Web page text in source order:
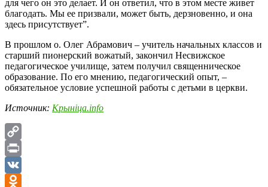
для чего он это делает. И он ответил, что в этом месте живет
благодать. Мы ее призвали, может быть, дерзновенно, и она
здесь присутствует”.
В прошлом о. Олег Абрамович – учитель начальных классов и
старший пионерский вожатый, закончил Несвижское
педагогическое училище, затем получил священническое
образование. По его мнению, педагогический опыт, –
обязательное условие успешной работы с детьми в церкви.
Источник: Крынiца.info
Copy
Link
Print
VK